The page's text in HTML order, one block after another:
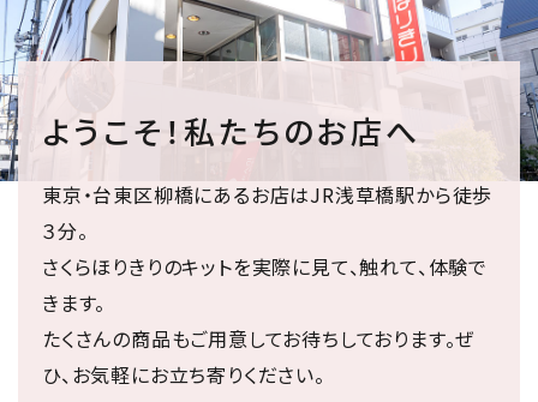
ようこそ！私たちのお店へ
東京・台東区柳橋にあるお店はJR浅草橋駅から徒歩
３分。
さくらほりきりのキットを実際に見て、触れて、体験で
きます。
たくさんの商品もご用意してお待ちしております。ぜ
ひ、お気軽にお立ち寄りください。